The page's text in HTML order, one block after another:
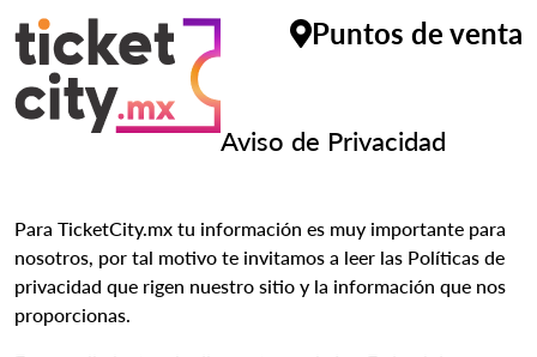
Puntos de venta
Aviso de Privacidad
Para TicketCity.mx tu información es muy importante para
nosotros, por tal motivo te invitamos a leer las Políticas de
privacidad que rigen nuestro sitio y la información que nos
proporcionas.